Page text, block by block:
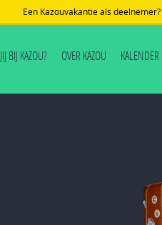
Een Kazouvakantie als deelnemer?
JIJ BIJ KAZOU? OVER KAZOU KALENDER